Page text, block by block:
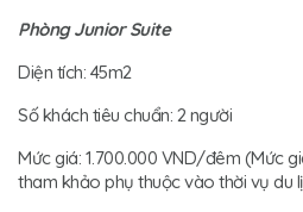
Phòng Junior Suite
Diện tích: 45m2
Số khách tiêu chuẩn: 2 người
Mức giá: 1.700.000 VND/đêm (Mức
tham khảo phụ thuộc vào thời vụ du